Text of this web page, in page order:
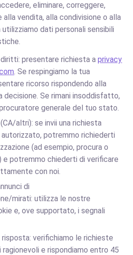
eliminare, correggere,
alla vendita, alla condivisione o alla
dati personali sensibili
presentare richiesta aprivacy
. Se respingiamo la tua
ricorso rispondendo alla
decisione. Se rimani insoddisfatto,
generale del tuo stato.
altri): se invii una richiesta
potremmo richiederti
(ad esempio, procura o
e potremmo chiederti di verificare
con noi.
di
mirati: utilizza le nostre
e, ove supportato, i segnali
verifichiamo le richieste
e rispondiamo entro 45